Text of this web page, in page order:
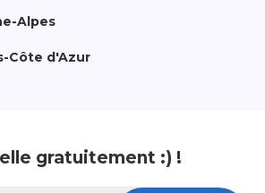
Alpes
Côte d'Azur
gratuitement :) !